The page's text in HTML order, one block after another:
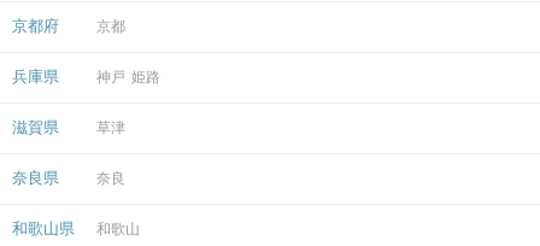
ぜひ気の合った方と2次会へ…♡
ご参加の皆さまに気持ちよく参加していただくためにも、
今後IBJサービスの利用をご遠慮いただくことがございますので、
京都府 京都
兵庫県 神戸 姫路
滋賀県 草津
奈良県 奈良
和歌山県 和歌山